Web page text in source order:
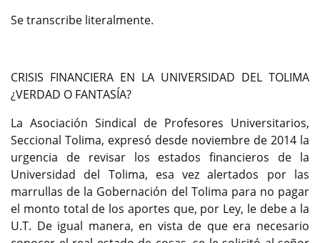
Se transcribe literalmente.
CRISIS FINANCIERA EN LA UNIVERSIDAD DEL TOLIMA
¿VERDAD O FANTASÍA?
La Asociación Sindical de Profesores Universitarios,
Seccional Tolima, expresó desde noviembre de 2014 la
urgencia de revisar los estados financieros de la
Universidad del Tolima, esa vez alertados por las
marrullas de la Gobernación del Tolima para no pagar
el monto total de los aportes que, por Ley, le debe a la
U.T. De igual manera, en vista de que era necesario